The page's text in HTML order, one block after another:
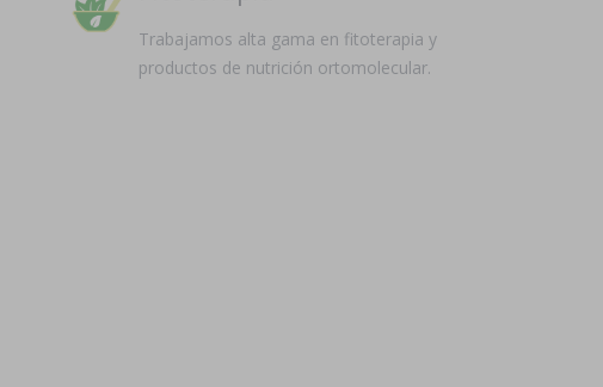
Trabajamos alta gama en fitoterapia y
productos de nutrición ortomolecular.